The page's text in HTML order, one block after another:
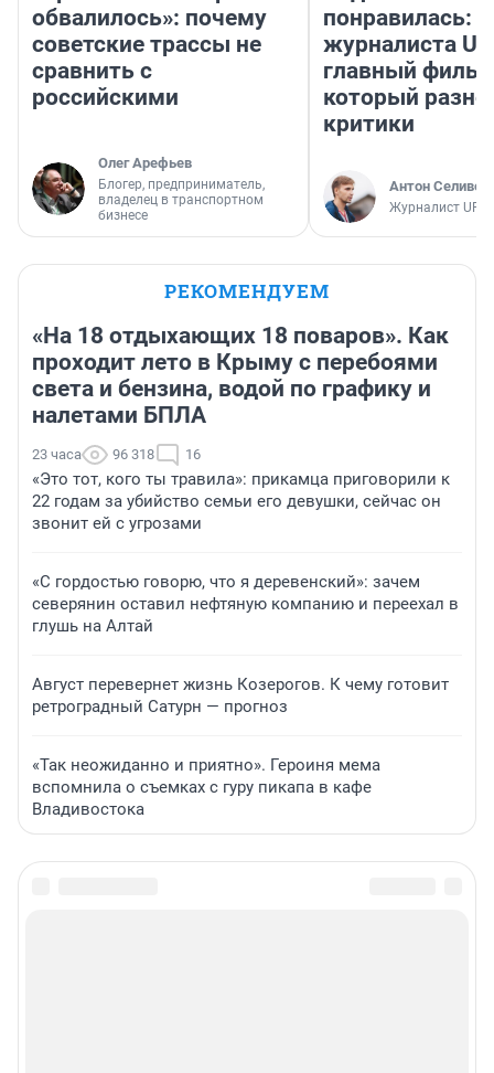
обвалилось»: почему
советские трассы не
сравнить с
российскими
Олег Арефьев
Блогер, предприниматель,
владелец в транспортном
бизнесе
понравилась:
журналиста
главный
который
критики
Антон
Журналист
РЕКОМЕНДУЕМ
«На 18 отдыхающих 18 поваров». Как
проходит лето в Крыму с перебоями
света и бензина, водой по графику и
налетами БПЛА
23 часа 96 318 16
«Это тот, кого ты травила»: прикамца приговорили к
22 годам за убийство семьи его девушки, сейчас он
звонит ей с угрозами
«С гордостью говорю, что я деревенский»: зачем
северянин оставил нефтяную компанию и переехал в
глушь на Алтай
Август перевернет жизнь Козерогов. К чему готовит
ретроградный Сатурн — прогноз
«Так неожиданно и приятно». Героиня мема
вспомнила о съемках с гуру пикапа в кафе
Владивостока